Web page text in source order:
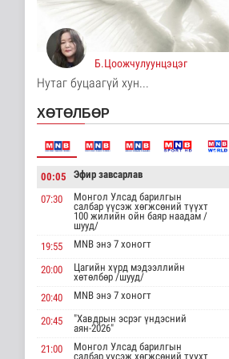
14 цаг 50 минутын өмнө
Хирошимад иргэд
Японы зэвсгийн
экспортын бодлогы..
Дэлхийд
14 цаг 2 минутын өмнө
Трамп Ирантай
шинэ гарц эрэлх..
14 цаг 10 минутын өмнө
Европ даяар хэт халалт
эрчимжиж байна
Дэлхийд
Голууд үертэй байна
15 цаг 36 минутын өмнө
Б.Цоожчулуунцэцэг
Нутаг буцаагүй хун...
ХӨТӨЛБӨР
00:05 Эфир завсарлав
07:30
Монгол Улсад барилгын
салбар үүсэж хөгжсөний түүхт
100 жилийн ойн баяр наадам /
шууд/
19:55
MNB энэ 7 хоногт
20:00
Цагийн хүрд мэдээллийн
хөтөлбөр /шууд/
20:40
MNB энэ 7 хоногт
20:45
"Хавдрын эсрэг үндэсний
аян-2026"
21:00
Монгол Улсад барилгын
салбар үүсэж хөгжсөний түүхт